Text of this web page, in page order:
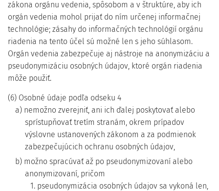
zákona orgánu vedenia, spôsobom a v štruktúre, aby ich
orgán vedenia mohol prijať do ním určenej informačnej
technológie; zásahy do informačných technológií orgánu
riadenia na tento účel sú možné len s jeho súhlasom.
Orgán vedenia zabezpečuje aj nástroje na anonymizáciu a
pseudonymizáciu osobných údajov, ktoré orgán riadenia
môže použiť.
(6) Osobné údaje podľa odseku 4
a) nemožno zverejniť, ani ich ďalej poskytovať alebo
sprístupňovať tretím stranám, okrem prípadov
výslovne ustanovených zákonom a za podmienok
zabezpečujúcich ochranu osobných údajov,
b) možno spracúvať až po pseudonymizovaní alebo
anonymizovaní, pričom
1. pseudonymizácia osobných údajov sa vykoná len,